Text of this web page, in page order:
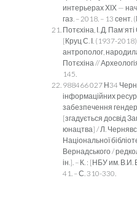
интерьерах ХІХ —
газ. – 2018. – 13 сент.
Потєхіна, І. Д.
[Круц С. І. (1937-2018)
антрополог,
Потєхіна //
145.
988466 027 Н34
інформаційних
забезпечення
[згадується досвід
юнацтва] / Л.
Національної
Вернадського /
ін.]. – К. : [НБУ им. В.И.
41. – С. 310-330.